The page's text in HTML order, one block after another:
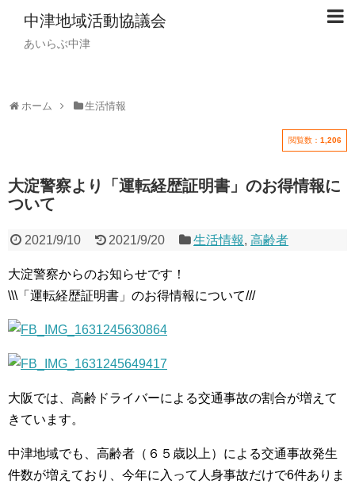
中津地域活動協議会
あいらぶ中津
ホーム 生活情報
閲覧数： 1,206
大淀警察より「運転経歴証明書」のお得情報に
ついて
2021/9/10 2021/9/20 生活情報,高齢者
大淀警察からのお知らせです！
\\\「運転経歴証明書」のお得情報について///
大阪では、高齢ドライバーによる交通事故の割合が増えて
きています。
中津地域でも、高齢者（６５歳以上）による交通事故発生
件数が増えており、今年に入って人身事故だけで6件ありま